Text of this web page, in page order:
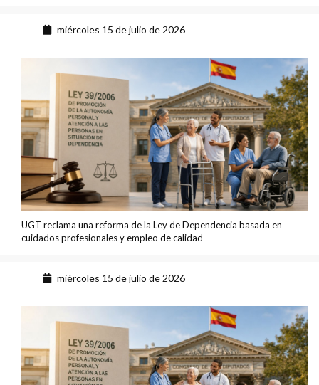
miércoles 15 de julio de 2026
UGT reclama una reforma de la Ley de Dependencia basada en
cuidados profesionales y empleo de calidad
miércoles 15 de julio de 2026